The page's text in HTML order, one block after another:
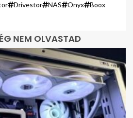
Drivestor NAS Onyx Boox
NEM OLVASTAD